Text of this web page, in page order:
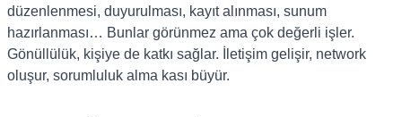
düzenlenmesi, duyurulması, kayıt alınması, sunum
hazırlanması… Bunlar görünmez ama çok değerli işler.
Gönüllülük, kişiye de katkı sağlar. İletişim gelişir, network
oluşur, sorumluluk alma kası büyür.